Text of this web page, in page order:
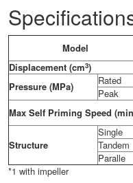
Model
Displacement (cm3)
Pressure (MPa)
Rated
Peak
Max Self Priming Speed (min
Structure
Single
Tandem
Paralle
*1 with impeller